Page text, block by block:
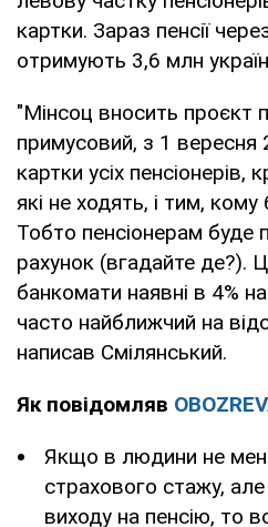
картки. Зараз пенсії
отримують 3,6 млн
"Мінсоц вносить проєкт
примусовий, з 1 вересня
картки усіх пенсіонерів,
які не ходять, і тим, кому
Тобто пенсіонерам буде
рахунок (вгадайте де?).
банкомати наявні в 4%
часто найближчий на
написав Смілянський.
Як повідомляв
Якщо в людини не
страхового стажу,
виходу на пенсію, то